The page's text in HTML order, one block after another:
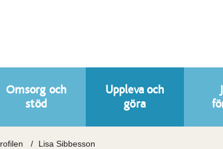
Omsorg och
stöd
Uppleva och
göra
Lisa Sibbesson